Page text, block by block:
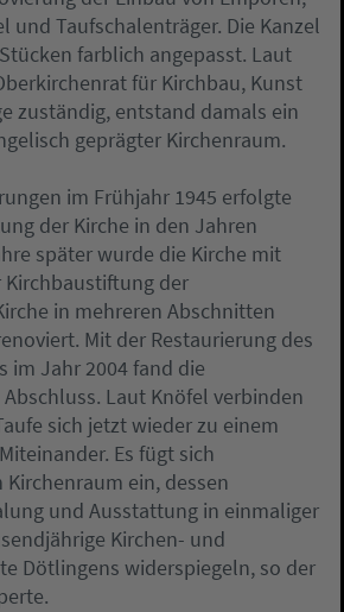
und Taufschalenträger. Die Kanzel
farblich angepasst. Laut
für Kirchbau, Kunst
zuständig, entstand damals ein
geprägter Kirchenraum.
im Frühjahr 1945 erfolgte
der Kirche in den Jahren
später wurde die Kirche mit
der
in mehreren Abschnitten
Mit der Restaurierung des
im Jahr 2004 fand die
Laut Knöfel verbinden
sich jetzt wieder zu einem
Es fügt sich
ein, dessen
und Ausstattung in einmaliger
Kirchen- und
Dötlingens widerspiegeln, so der